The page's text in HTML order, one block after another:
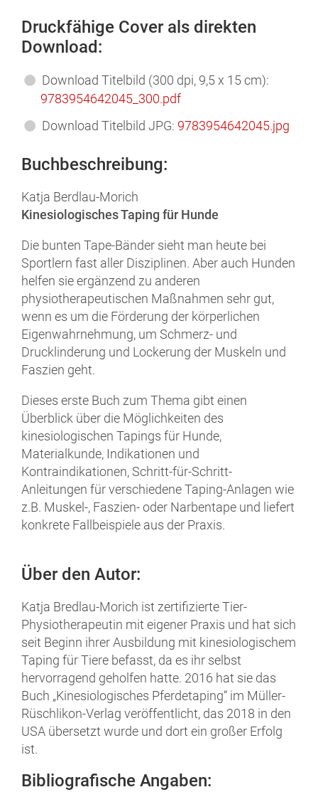
Druckfähige Cover als direkten
Download:
Download Titelbild (300 dpi, 9,5 x 15 cm):
9783954642045_300.pdf
Download Titelbild JPG: 9783954642045.jpg
Buchbeschreibung:
Katja Berdlau-Morich
Kinesiologisches Taping für Hunde
Die bunten Tape-Bänder sieht man heute bei
Sportlern fast aller Disziplinen. Aber auch Hunden
helfen sie ergänzend zu anderen
physiotherapeutischen Maßnahmen sehr gut,
wenn es um die Förderung der körperlichen
Eigenwahrnehmung, um Schmerz- und
Drucklinderung und Lockerung der Muskeln und
Faszien geht.
Dieses erste Buch zum Thema gibt einen
Überblick über die Möglichkeiten des
kinesiologischen Tapings für Hunde,
Materialkunde, Indikationen und
Kontraindikationen, Schritt-für-Schritt-
Anleitungen für verschiedene Taping-Anlagen wie
z.B. Muskel-, Faszien- oder Narbentape und liefert
konkrete Fallbeispiele aus der Praxis.
Über den Autor:
Katja Bredlau-Morich ist zertifizierte Tier-
Physiotherapeutin mit eigener Praxis und hat sich
seit Beginn ihrer Ausbildung mit kinesiologischem
Taping für Tiere befasst, da es ihr selbst
hervorragend geholfen hatte. 2016 hat sie das
Buch „Kinesiologisches Pferdetaping“ im Müller-
Rüschlikon-Verlag veröffentlicht, das 2018 in den
USA übersetzt wurde und dort ein großer Erfolg
ist.
Bibliografische Angaben: